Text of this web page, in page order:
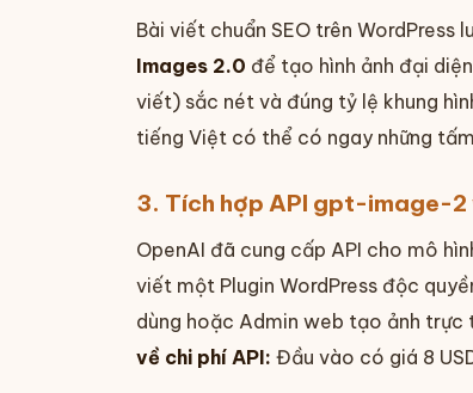
Bài viết chuẩn SEO trên WordPress
Images 2.0 để tạo hình ảnh đại
viết) sắc nét và đúng tỷ lệ khung
tiếng Việt có thể có ngay những
3. Tích hợp API gpt-image-2
OpenAI đã cung cấp API cho mô
viết một Plugin WordPress độc
dùng hoặc Admin web tạo ảnh
về chi phí API: Đầu vào có giá 8